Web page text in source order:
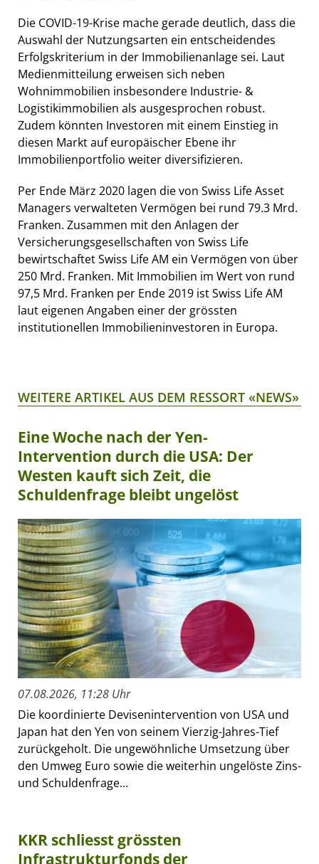
Die COVID-19-Krise mache gerade deutlich, dass die
Auswahl der Nutzungsarten ein entscheidendes
Erfolgskriterium in der Immobilienanlage sei. Laut
Medienmitteilung erweisen sich neben
Wohnimmobilien insbesondere Industrie- &
Logistikimmobilien als ausgesprochen robust.
Zudem könnten Investoren mit einem Einstieg in
diesen Markt auf europäischer Ebene ihr
Immobilienportfolio weiter diversifizieren.
Per Ende März 2020 lagen die von Swiss Life Asset
Managers verwalteten Vermögen bei rund 79.3 Mrd.
Franken. Zusammen mit den Anlagen der
Versicherungsgesellschaften von Swiss Life
bewirtschaftet Swiss Life AM ein Vermögen von über
250 Mrd. Franken. Mit Immobilien im Wert von rund
97,5 Mrd. Franken per Ende 2019 ist Swiss Life AM
laut eigenen Angaben einer der grössten
institutionellen Immobilieninvestoren in Europa.
WEITERE ARTIKEL AUS DEM RESSORT «NEWS»
Eine Woche nach der Yen-
Intervention durch die USA: Der
Westen kauft sich Zeit, die
Schuldenfrage bleibt ungelöst
07.08.2026, 11:28 Uhr
Die koordinierte Devisenintervention von USA und
Japan hat den Yen von seinem Vierzig-Jahres-Tief
zurückgeholt. Die ungewöhnliche Umsetzung über
den Umweg Euro sowie die weiterhin ungelöste Zins-
und Schuldenfrage...
KKR schliesst grössten
Infrastrukturfonds der